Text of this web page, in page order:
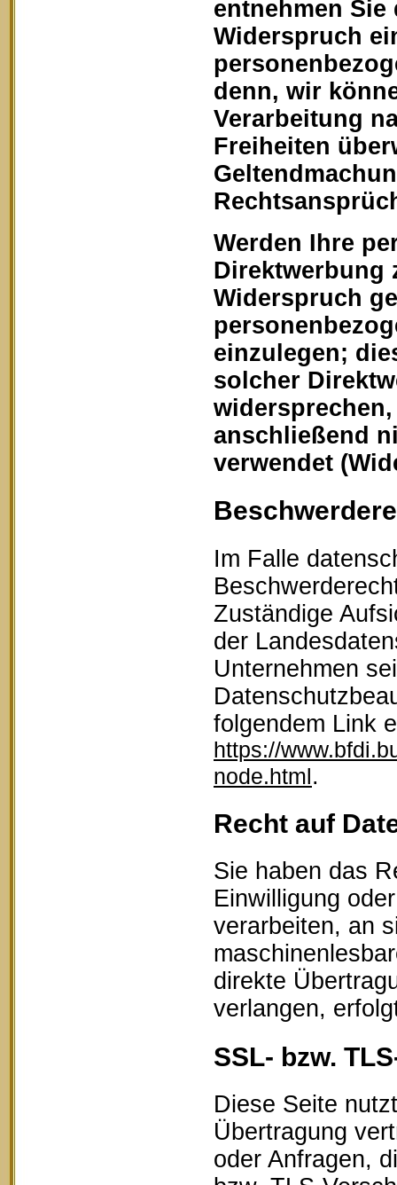
entnehmen
Widerspruch
denn, wir
Verarbeitung
Freiheiten
Werden Ihre
Direktwerbung
Widerspruch
einzulegen;
solcher
anschließend
verwendet
Im Falle
Zuständige
der
Unternehmen
folgendem Link
https://
node.html.
Recht auf
Sie haben das
Einwilligung
verarbeiten, an
direkte
verlangen,
SSL- bzw.
Diese Seite
Übertragung
oder Anfragen,